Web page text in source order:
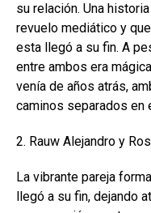
su relación. Una
revuelo mediático y
esta llegó a su fin. A
entre ambos era
venía de años atrás,
caminos separados en
2. Rauw Alejandro y
La vibrante pareja
llegó a su fin, dejando